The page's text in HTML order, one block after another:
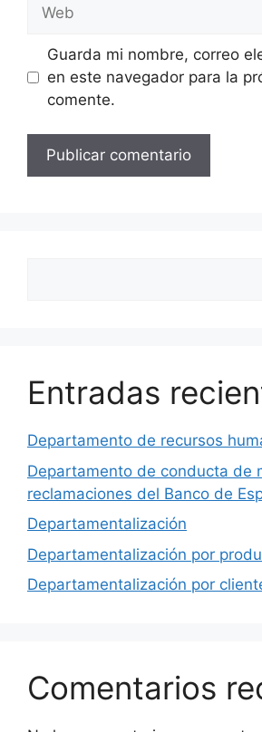
Guarda mi nombre, correo
en este navegador para la
comente.
Entradas
Departamento de recursos
Departamento de conducta de
reclamaciones del Banco de
Departamentalización
Departamentalización por
Departamentalización por
Comentarios